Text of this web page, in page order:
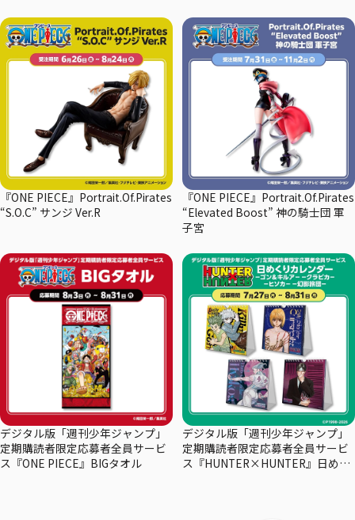
『ONE PIECE』Portrait.Of.Pirates
“S.O.C” サンジ Ver.R
『ONE PIECE』Portrait.Of.Pirates
“Elevated Boost” 神の騎士団 軍
子宮
デジタル版「週刊少年ジャンプ」
定期購読者限定応募者全員サービ
ス『ONE PIECE』BIGタオル
デジタル版「週刊少年ジャンプ」
定期購読者限定応募者全員サービ
ス『HUNTER×HUNTER』日めく